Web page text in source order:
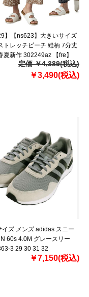
】【ns623】大きいサイズ
トレッチピーチ 総柄 7分丈
夏新作 302249az 【fre】
定価 ￥4,389(税込)
￥3,490(税込)
イズ メンズ adidas スニー
60s 4.0M グレースリー
3 29 30 31 32
￥7,150(税込)